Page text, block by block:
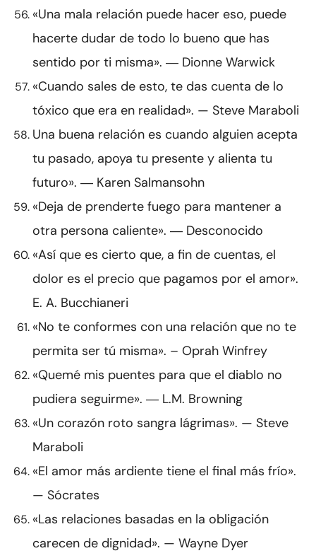
«Una mala relación puede hacer eso, puede
hacerte dudar de todo lo bueno que has
sentido por ti misma». ― Dionne Warwick
«Cuando sales de esto, te das cuenta de lo
tóxico que era en realidad». — Steve Maraboli
Una buena relación es cuando alguien acepta
tu pasado, apoya tu presente y alienta tu
futuro». ― Karen Salmansohn
«Deja de prenderte fuego para mantener a
otra persona caliente». ― Desconocido
«Así que es cierto que, a fin de cuentas, el
dolor es el precio que pagamos por el amor».
E. A. Bucchianeri
«No te conformes con una relación que no te
permita ser tú misma». – Oprah Winfrey
«Quemé mis puentes para que el diablo no
pudiera seguirme». ― L.M. Browning
«Un corazón roto sangra lágrimas». — Steve
Maraboli
«El amor más ardiente tiene el final más frío».
— Sócrates
«Las relaciones basadas en la obligación
carecen de dignidad». — Wayne Dyer